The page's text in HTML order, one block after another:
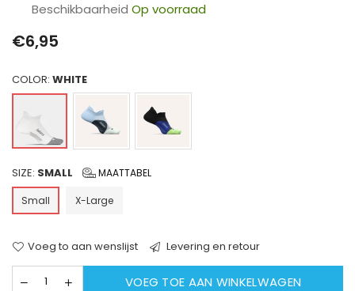
Beschikbaarheid Op voorraad
Prijs
€6,95
COLOR: WHITE
SIZE: SMALL MAATTABEL
Small X-Large
Voeg to aan wenslijst Levering en retour
VOEG TOE AAN WINKELWAGEN